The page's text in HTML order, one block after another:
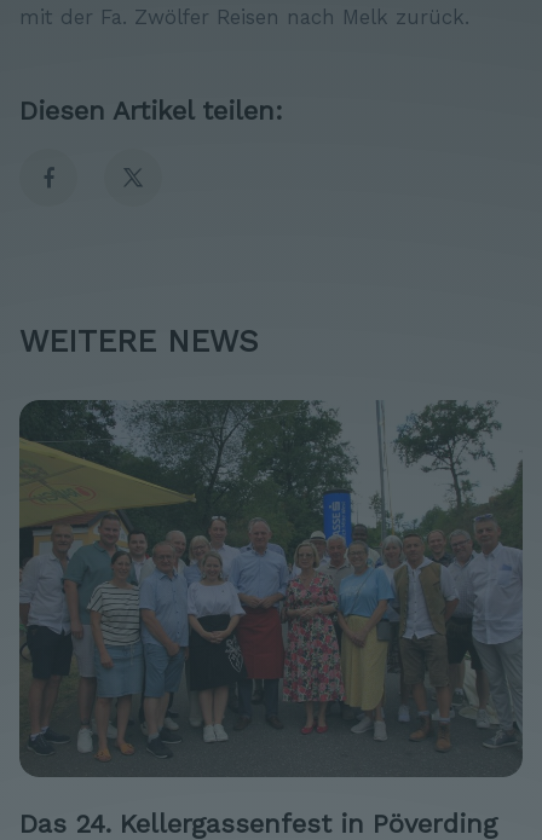
mit der Fa. Zwölfer Reisen nach Melk zurück.
Diesen Artikel teilen:
WEITERE NEWS
Das 24. Kellergassenfest in Pöverding